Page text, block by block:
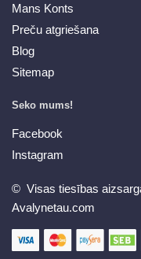
Mans Konts
Preču atgriešana
Blog
Sitemap
Seko mums!
Facebook
Instagram
© Visas tiesības
Avalynetau.com